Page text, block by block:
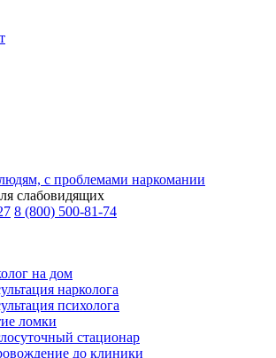
с проблемами наркомании
слабовидящих
8 (800) 500-81-74
на дом
нарколога
психолога
ломки
стационар
до клиники